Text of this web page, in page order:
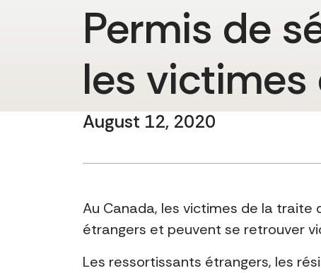
Permis de
les
August 12, 2020
Au Canada, les victimes de la
étrangers et peuvent se retrouver
Les ressortissants étrangers, les